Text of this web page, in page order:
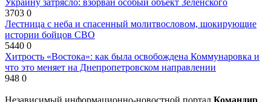
Украину затрясло: взорван особый объект Зеленского
3703 0
Лестница с неба и спасенный молитвословом, шокирующие
истории бойцов СВО
5440 0
Хитрость «Востока»: как была освобождена Коммунаровка и
что это меняет на Днепропетровском направлении
948 0